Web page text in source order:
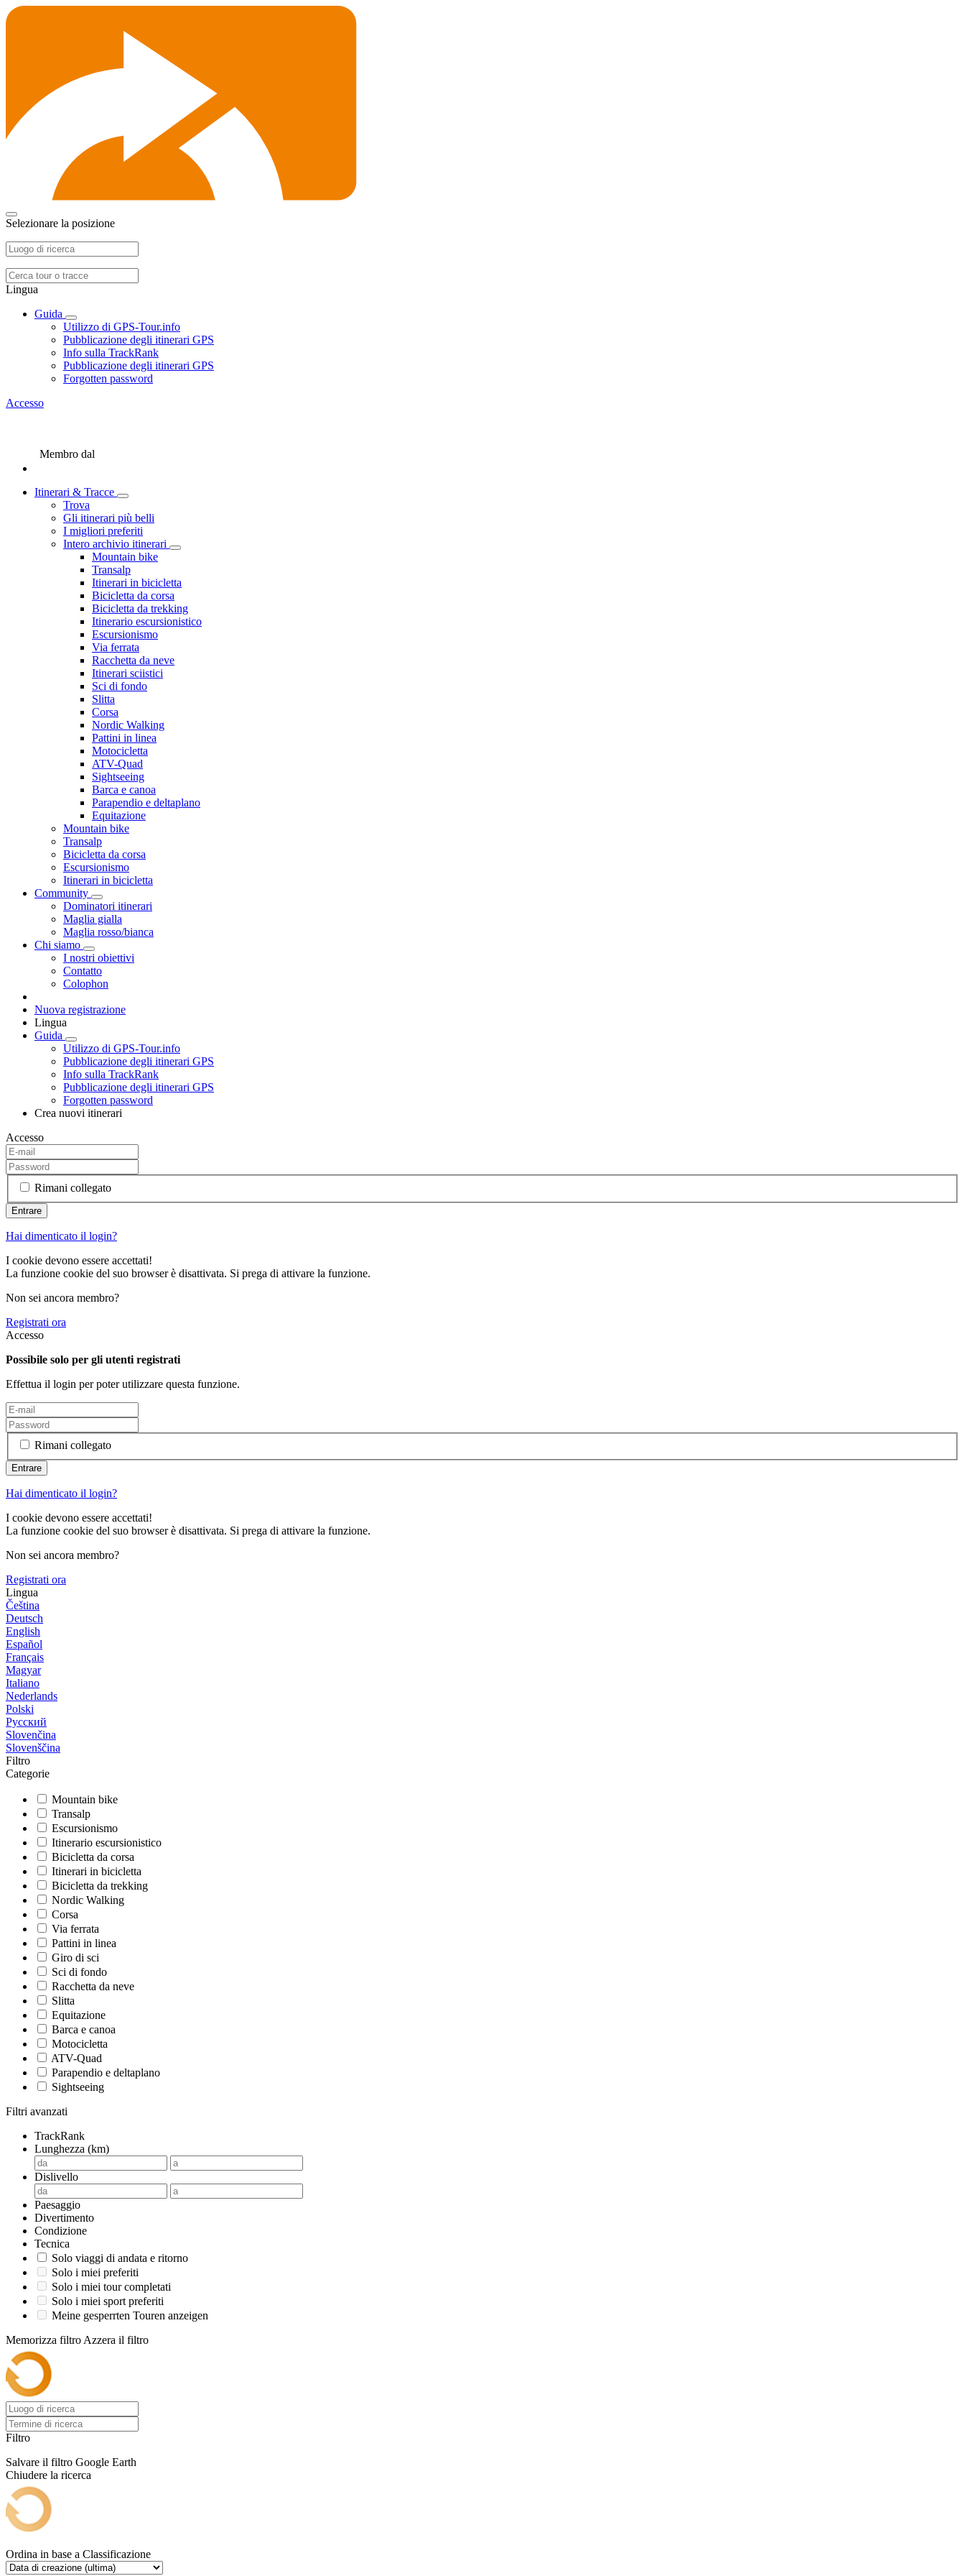
Selezionare la posizione
Lingua
Guida
Utilizzo di GPS-Tour.info
Pubblicazione degli itinerari GPS
Info sulla TrackRank
Pubblicazione degli itinerari GPS
Forgotten password
Accesso
Membro dal
Itinerari & Tracce
Trova
Gli itinerari più belli
I migliori preferiti
Intero archivio itinerari
Mountain bike
Transalp
Itinerari in bicicletta
Bicicletta da corsa
Bicicletta da trekking
Itinerario escursionistico
Escursionismo
Via ferrata
Racchetta da neve
Itinerari sciistici
Sci di fondo
Slitta
Corsa
Nordic Walking
Pattini in linea
Motocicletta
ATV-Quad
Sightseeing
Barca e canoa
Parapendio e deltaplano
Equitazione
Mountain bike
Transalp
Bicicletta da corsa
Escursionismo
Itinerari in bicicletta
Community
Dominatori itinerari
Maglia gialla
Maglia rosso/bianca
Chi siamo
I nostri obiettivi
Contatto
Colophon
Nuova registrazione
Lingua
Guida
Utilizzo di GPS-Tour.info
Pubblicazione degli itinerari GPS
Info sulla TrackRank
Pubblicazione degli itinerari GPS
Forgotten password
Crea nuovi itinerari
Accesso
Rimani collegato
Hai dimenticato il login?
I cookie devono essere accettati!
La funzione cookie del suo browser è disattivata. Si prega di attivare la funzione.
Non sei ancora membro?
Registrati ora
Accesso
Possibile solo per gli utenti registrati
Effettua il login per poter utilizzare questa funzione.
Rimani collegato
Hai dimenticato il login?
I cookie devono essere accettati!
La funzione cookie del suo browser è disattivata. Si prega di attivare la funzione.
Non sei ancora membro?
Registrati ora
Lingua
Čeština
Deutsch
English
Español
Français
Magyar
Italiano
Nederlands
Polski
Русский
Slovenčina
Slovenščina
Filtro
Categorie
Mountain bike
Transalp
Escursionismo
Itinerario escursionistico
Bicicletta da corsa
Itinerari in bicicletta
Bicicletta da trekking
Nordic Walking
Corsa
Via ferrata
Pattini in linea
Giro di sci
Sci di fondo
Racchetta da neve
Slitta
Equitazione
Barca e canoa
Motocicletta
ATV-Quad
Parapendio e deltaplano
Sightseeing
Filtri avanzati
TrackRank
Lunghezza (km)
Dislivello
Paesaggio
Divertimento
Condizione
Tecnica
Solo viaggi di andata e ritorno
Solo i miei preferiti
Solo i miei tour completati
Solo i miei sport preferiti
Meine gesperrten Touren anzeigen
Memorizza filtro Azzera il filtro
Filtro
Salvare il filtro Google Earth
Chiudere la ricerca
Ordina in base a Classificazione